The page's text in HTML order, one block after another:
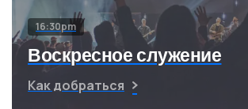
16:30pm
Воскресное служение
Как добраться